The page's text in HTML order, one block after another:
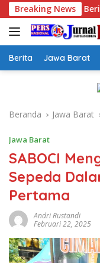
Langsung
ke
konten
Breaking News
di Parungponteng,
Berita Jawa Barat
Beranda Jawa Barat
Jawa Barat
SABOCI
Sepeda
Pertama
Andri Rustandi
Februari 22, 2025